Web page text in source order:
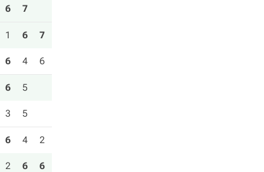
6 7
1 6 7
6 4 6
6 5
3 5
6 4 2
2 6 6